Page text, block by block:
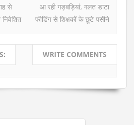
से
निवेशित
आ रही गड़बड़ियां, गलत डाटा
फीडिंग से शिक्षकों के छूटे पसीने
WRITE COMMENTS